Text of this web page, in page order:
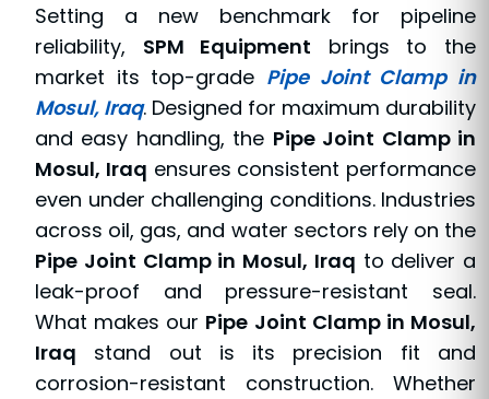
Setting a new benchmark for pipeline
reliability, SPM Equipment brings to the
market its top-grade Pipe Joint Clamp in
Mosul, Iraq. Designed for maximum durability
and easy handling, the Pipe Joint Clamp in
Mosul, Iraq ensures consistent performance
even under challenging conditions. Industries
across oil, gas, and water sectors rely on the
Pipe Joint Clamp in Mosul, Iraq to deliver a
leak-proof and pressure-resistant seal.
What makes our Pipe Joint Clamp in Mosul,
Iraq stand out is its precision fit and
corrosion-resistant construction. Whether